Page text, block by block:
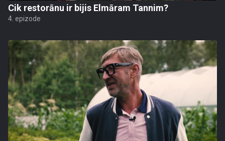
Cik restorānu ir bijis Elmāram Tannim?
4. epizode